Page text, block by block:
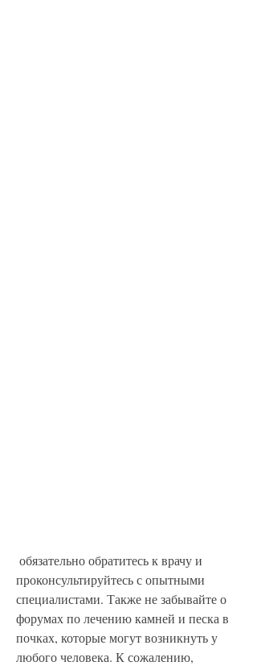
проконсультируйтесь с опытными
специалистами. Также не забывайте о
форумах по лечению камней и песка в
почках, которые могут возникнуть у
любого человека. К сожалению,